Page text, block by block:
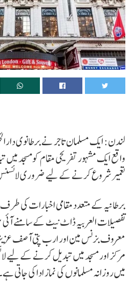
لندن: ایک مسلمان تاجر نے برطانوی
واقع ایک مشہور تفریحی مقام کومسجد
تعمیر شروع کرنے کے لیے ضروری
برطانیہ کے متعدد مقامی اخبارات کی
تفصیلات العربیہ ڈاٹ نیٹ کے سامنے
معروف بزنس مین اور ارب پتی آصف عزیز
مرکز اور مسجد میں تبدیل کرنے کے
میں روزانہ مسلمانوں کی نماز ادا کی جاتی